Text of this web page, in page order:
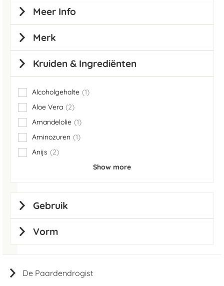
De Paardendrogist
Meer Info
Merk
Kruiden & Ingrediënten
Alcoholgehalte 1
item
Aloe Vera
2
items
Amandelolie 1
item
Aminozuren
1
item
Anijs
2
items
Show more
Gebruik
Vorm